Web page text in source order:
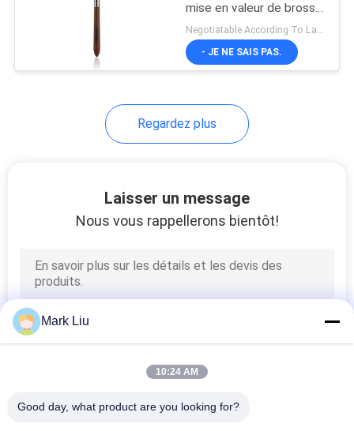
mise en valeur de brosse
de poudre de cheveux
de Vonira de cheveux
naturels d'écureuil petite
Negotiatable According To Large Quantity MOQ:300 morceaux
- JE NE SAIS PAS.
Regardez plus
Laisser un message
Nous vous rappellerons bientôt!
Mark Liu
10:24 AM
Good day, what product are you looking for?